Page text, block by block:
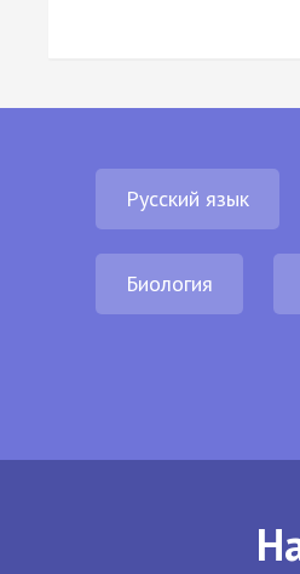
Русский язык
Биология